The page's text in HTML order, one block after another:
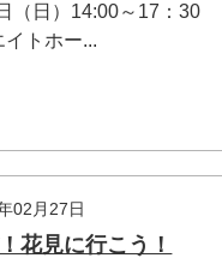
（日）14:00～17：30
イトホー...
02月27日
花見に行こう！